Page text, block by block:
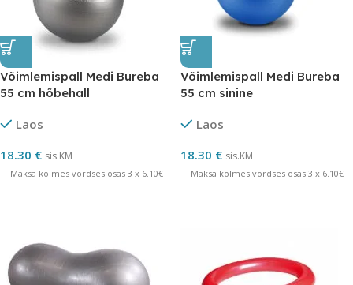
Võimlemispall Medi Bureba
55 cm hõbehall
Laos
18.30 € sis.KM
Maksa kolmes võrdses osas 3 x 6.10€
Võimlemispall Medi Bureba
55 cm sinine
Laos
18.30 € sis.KM
Maksa kolmes võrdses osas 3 x 6.10€